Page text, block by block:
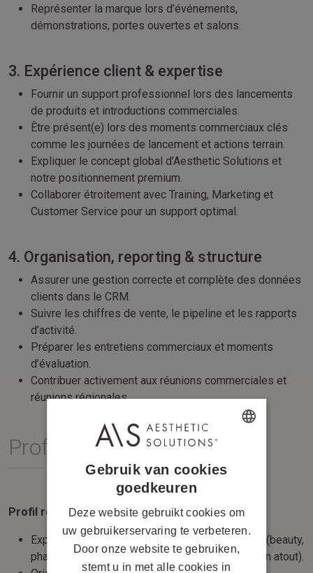
Représenter la marque lors d’événements,
démonstrations, portes ouvertes et salons.
3. Expérience client & expertise
Fournir un support professionnel lors des lancements
de produits et introductions commerciales.
Être présent(e) lors des moments commerciaux clés
comme les journées de lancement et actions terrain.
Expliquer le concept global d’Aesthetic Solutions et
notre positionnement premium.
Collaborer étroitement avec Training, Marketing et
Customer Service pour un support optimal.
4. Organisation, reporting & structure
Assurer une gestion correcte et complète des données
clients dans le CRM.
Suivre les chiffres de vente, le pipeline et les rapports
d’activité.
Préparer les entretiens commerciaux et moments
d’évaluation.
Contribuer activement aux réunions commerciales et
réunions régionales.
Profil & Compétences
Profil requis
Expérience dans une fonction commerciale B2B (beauty,
pharma, medical ou marque premium constitue un atout).
FRENCH
Gebruik van cookies
goedkeuren
Deze website gebruikt cookies om
uw gebruikerservaring te verbeteren.
Door onze website te gebruiken,
stemt u in met alle cookies in